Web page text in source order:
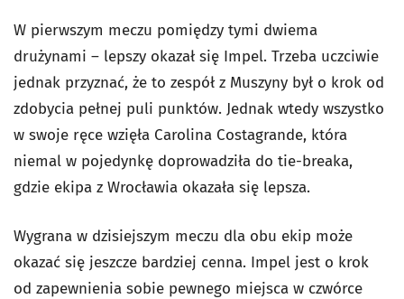
W pierwszym meczu pomiędzy tymi dwiema
drużynami – lepszy okazał się Impel. Trzeba uczciwie
jednak przyznać, że to zespół z Muszyny był o krok od
zdobycia pełnej puli punktów. Jednak wtedy wszystko
w swoje ręce wzięła Carolina Costagrande, która
niemal w pojedynkę doprowadziła do tie-breaka,
gdzie ekipa z Wrocławia okazała się lepsza.
Wygrana w dzisiejszym meczu dla obu ekip może
okazać się jeszcze bardziej cenna. Impel jest o krok
od zapewnienia sobie pewnego miejsca w czwórce